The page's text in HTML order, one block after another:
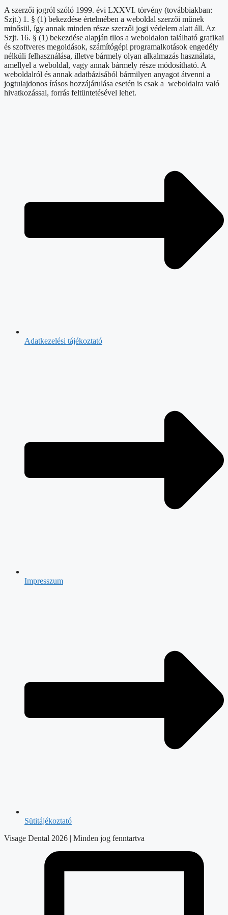
A szerzői jogról szóló 1999. évi LXXVI. törvény (továbbiakban:
Szjt.) 1. § (1) bekezdése értelmében a weboldal szerzői műnek
minősül, így annak minden része szerzői jogi védelem alatt áll. Az
Szjt. 16. § (1) bekezdése alapján tilos a weboldalon található grafikai
és szoftveres megoldások, számítógépi programalkotások engedély
nélküli felhasználása, illetve bármely olyan alkalmazás használata,
amellyel a weboldal, vagy annak bármely része módosítható. A
weboldalról és annak adatbázisából bármilyen anyagot átvenni a
jogtulajdonos írásos hozzájárulása esetén is csak a weboldalra való
hivatkozással, forrás feltüntetésével lehet.
Adatkezelési tájékoztató
Impresszum
Sütitájékoztató
Visage Dental 2026 | Minden jog fenntartva